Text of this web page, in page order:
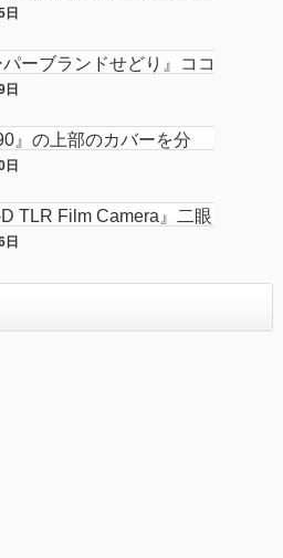
に落とせてふき取りも超
パーブランドせどり』ココ
しました。
』の上部のカバーを分
みた。
D TLR Film Camera』二眼
ました。